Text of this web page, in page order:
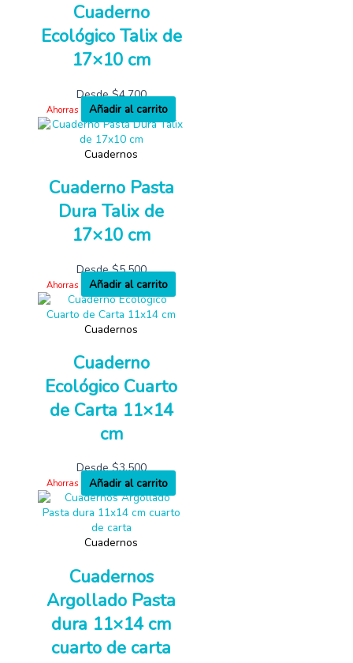
Cuaderno
Ecológico Talix de
17×10 cm
Desde$4,700
Ahorras Añadir al carrito
Cuadernos
Cuaderno Pasta
Dura Talix de
17×10 cm
Desde$5,500
Ahorras Añadir al carrito
Cuadernos
Cuaderno
Ecológico Cuarto
de Carta 11×14
cm
Desde$3,500
Ahorras Añadir al carrito
Cuadernos
Cuadernos
Argollado Pasta
dura 11×14 cm
cuarto de carta